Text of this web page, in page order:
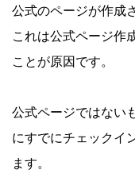
公式のページが作成
これは公式ページ作
ことが原因です。
公式ページではない
にすでにチェックイ
ます。